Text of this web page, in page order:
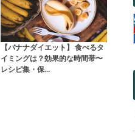
【バナナダイエット】 食べるタ
イミングは？効果的な時間帯〜
レシピ集・保…